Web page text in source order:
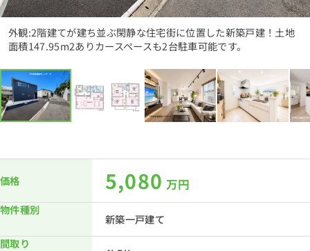
外観:2階建てが建ち並ぶ閑静な住宅街に位置した新築戸建！土地
面積147.95m2ありカースペースも2台駐車可能です。
価格 5,080 万円
物件種別
新築一戸建て
間取り